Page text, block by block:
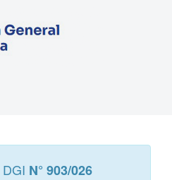
N° 903/026